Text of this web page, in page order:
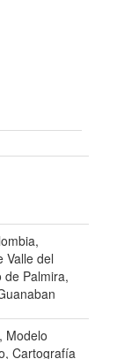
Valle del
de Palmira,
Modelo
Cartografía